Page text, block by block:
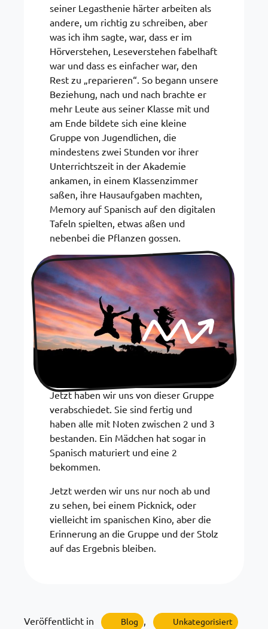
seiner Legasthenie härter arbeiten als
andere, um richtig zu schreiben, aber
was ich ihm sagte, war, dass er im
Hörverstehen, Leseverstehen fabelhaft
war und dass es einfacher war, den
Rest zu „reparieren“. So begann unsere
Beziehung, nach und nach brachte er
mehr Leute aus seiner Klasse mit und
am Ende bildete sich eine kleine
Gruppe von Jugendlichen, die
mindestens zwei Stunden vor ihrer
Unterrichtszeit in der Akademie
ankamen, in einem Klassenzimmer
saßen, ihre Hausaufgaben machten,
Memory auf Spanisch auf den digitalen
Tafeln spielten, etwas aßen und
nebenbei die Pflanzen gossen.
Jetzt haben wir uns von dieser Gruppe
verabschiedet. Sie sind fertig und
haben alle mit Noten zwischen 2 und 3
bestanden. Ein Mädchen hat sogar in
Spanisch maturiert und eine 2
bekommen.
Jetzt werden wir uns nur noch ab und
zu sehen, bei einem Picknick, oder
vielleicht im spanischen Kino, aber die
Erinnerung an die Gruppe und der Stolz
auf das Ergebnis bleiben.
Veröffentlicht in Blog , Unkategorisiert